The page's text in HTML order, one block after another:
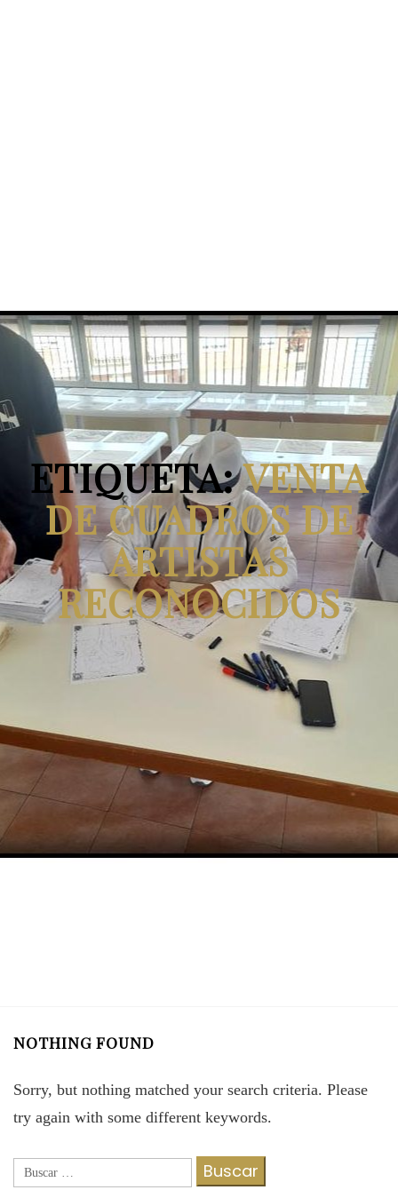
ETIQUETA:VENTA
DE CUADROS DE
ARTISTAS
RECONOCIDOS
NOTHING FOUND
Sorry, but nothing matched your search criteria. Please
try again with some different keywords.
Buscar: